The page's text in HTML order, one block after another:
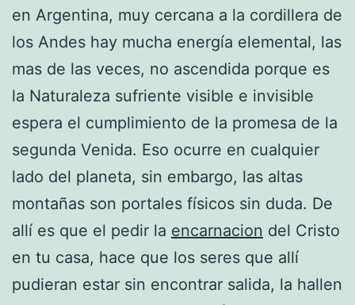
en Argentina, muy cercana a la cordillera de
los Andes hay mucha energía elemental, las
mas de las veces, no ascendida porque es
la Naturaleza sufriente visible e invisible
espera el cumplimiento de la promesa de la
segunda Venida. Eso ocurre en cualquier
lado del planeta, sin embargo, las altas
montañas son portales físicos sin duda. De
allí es que el pedir la encarnacion del Cristo
en tu casa, hace que los seres que allí
pudieran estar sin encontrar salida, la hallen